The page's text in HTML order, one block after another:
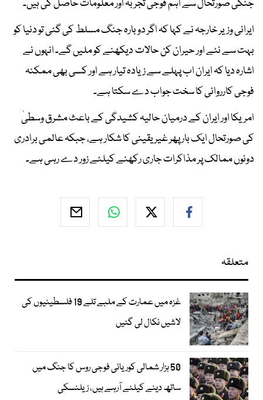
جنگی صورتحال سے اہم فوجی تجربہ اور معلومات حاصل کی ہیں۔
ایرانی وزیر خارجہ نے کہا کہ اگر دوبارہ جنگ مسلط کی گئی تو دنیا کو
بہت سے نئے اور حیران کن حالات دیکھنے کو ملیں گے۔ انہوں نے
اشارہ دیا کہ ایران اب پہلے سے زیادہ تیار ہے اور کسی بھی ممکنہ
فوجی کارروائی کا سخت جواب دے سکتا ہے۔
امریکا اور ایران کے درمیان حالیہ کشیدگی کے باعث مشرق وسطیٰ
کی صورتحال ایک بار پھر غیر یقینی کا شکار ہے، جبکہ عالمی برادری
دونوں ممالک پر مذاکرات جاری رکھنے کیلئے زور دے رہی ہے۔
متعلقہ
غزہ میں عمارت کے ملبے تلے 19 فلسطینیوں کی
لاشیں نکال لی گئیں
50 ہزار شمالی کوریائی فوجی روس کا جنگ میں
ساتھ دینے کیلئے آرہے ہیں، زیلنسکی